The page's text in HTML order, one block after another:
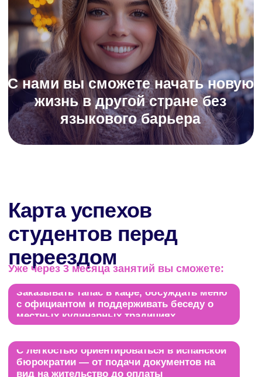
видеокурсов в записи
Образовательная программа
Сведения об образовательной организации
Регистрационный номер лицензии:
№Л035-01255-50/01630523
ИП Cавин Святослав Валерьевич
ОГРНИП 319508100328009
ИНН 631231826433
Долгопрудный, Московская область ​141700
Бульвар имени Умберто Нобиле 1, Shera@labise.ru
Деятельность организации
запрещена на территории РФ*
Версия для слабовидящих